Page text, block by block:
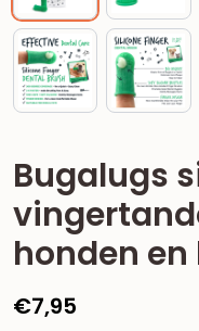
Bugalugs
honden
€7,95